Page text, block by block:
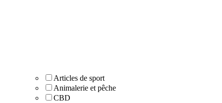
Articles de sport
Animalerie et pêche
CBD